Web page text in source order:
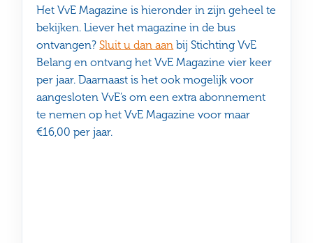
Het VvE Magazine is hieronder in zijn geheel te
bekijken. Liever het magazine in de bus
ontvangen?Sluit u dan aan bij Stichting VvE
Belang en ontvang het VvE Magazine vier keer
per jaar. Daarnaast is het ook mogelijk voor
aangesloten VvE’s om een extra abonnement
te nemen op het VvE Magazine voor maar
€16,00 per jaar.